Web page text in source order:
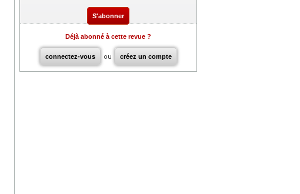
S'abonner
Déjà abonné à cette revue ?
connectez-vous ou créez un compte